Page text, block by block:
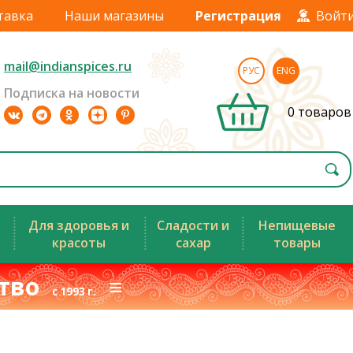
Наши магазины Регистрация
mail@indianspices.ru
Подписка на новости
РУС ENG
0 товаров
Для здоровья и
красоты
Сладости и
сахар
Непищевые
товары
с 1993 г.≡